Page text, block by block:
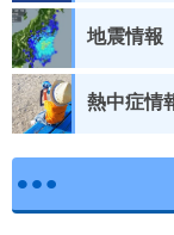
地震情報
熱中症情